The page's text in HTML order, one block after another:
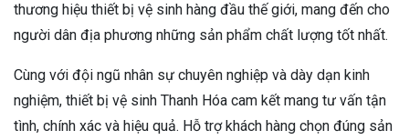
thương hiệu thiết bị vệ sinh hàng đầu thế giới, mang đến cho
người dân địa phương những sản phẩm chất lượng tốt nhất.
Cùng với đội ngũ nhân sự chuyên nghiệp và dày dạn kinh
nghiệm, thiết bị vệ sinh Thanh Hóa cam kết mang tư vấn tận
tình, chính xác và hiệu quả. Hỗ trợ khách hàng chọn đúng sản